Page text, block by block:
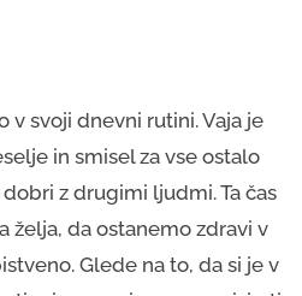
v svoji dnevni rutini. Vaja je
in smisel za vse ostalo
z drugimi ljudmi. Ta čas
želja, da ostanemo zdravi v
Glede na to, da si je v